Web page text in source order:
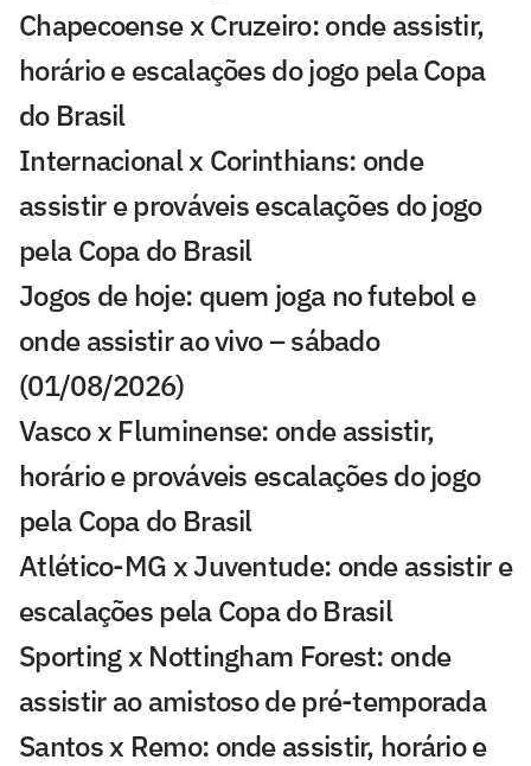
Chapecoense x Cruzeiro: onde assistir,
horário e escalações do jogo pela Copa
do Brasil
Internacional x Corinthians: onde
assistir e prováveis escalações do jogo
pela Copa do Brasil
Jogos de hoje: quem joga no futebol e
onde assistir ao vivo – sábado
(01/08/2026)
Vasco x Fluminense: onde assistir,
horário e prováveis escalações do jogo
pela Copa do Brasil
Atlético-MG x Juventude: onde assistir e
escalações pela Copa do Brasil
Sporting x Nottingham Forest: onde
assistir ao amistoso de pré-temporada
Santos x Remo: onde assistir, horário e